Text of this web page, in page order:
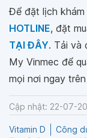
Để đặt lịch khám
HOTLINE, đặt
TẠI ĐÂY. Tải và
My Vinmec để
mọi nơi ngay
Cập nhật: 22-07-
Vitamin D
Công